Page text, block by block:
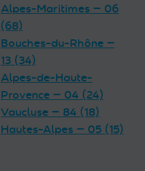
Alpes-Maritimes — 06
(68)
Bouches-du-Rhône —
13 (34)
Alpes-de-Haute-
Provence — 04 (24)
Vaucluse — 84 (18)
Hautes-Alpes — 05 (15)